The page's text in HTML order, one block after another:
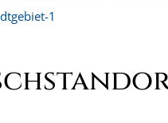
1